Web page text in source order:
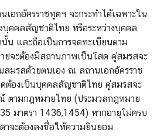
อกอัครราชทูตฯ จะกระทำได้เฉพาะใน
บุคคลสัญชาติไทย หรือระหว่างบุคคล
น และถือเป็นการจดทะเบียนตาม
ยจะต้องมีสถานภาพเป็นโสด คู่สมรสจะ
สมรสด้วยตนเอง ณ สถานเอกอัครราช
ต้องเป็นบุคคลสัญชาติไทย คู่สมรสจะ
ตามกฎหมายไทย (ประมวลกฎหมาย
มาตรา 1436,1454) หากอายุไม่ครบ
จะต้องลงชื่อให้ความยินยอม